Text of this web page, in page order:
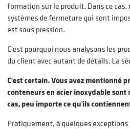
formation sur le produit. Dans ce
systèmes de fermeture qui sont
est sous pression.
C'est pourquoi nous analysons les
du client avec autant de détails. La
C'est certain. Vous avez mentionné
conteneurs en acier inoxydable sont
cas, peu importe ce qu'ils
Pratiquement, à quelques exceptions